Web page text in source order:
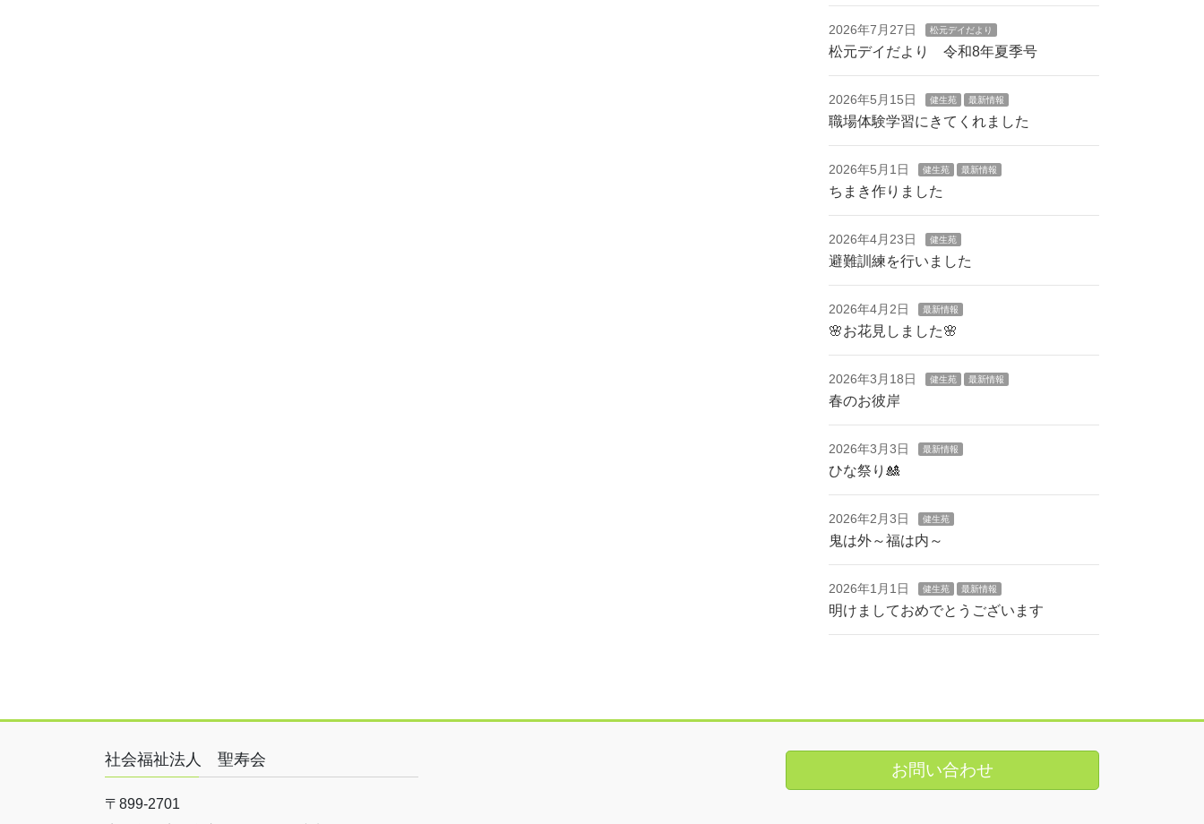
2026年7月27日 松元デイだより
松元デイだより 令和8年夏季号
2026年5月15日 健生苑 最新情報
職場体験学習にきてくれました
2026年5月1日 健生苑 最新情報
ちまき作りました
2026年4月23日 健生苑
避難訓練を行いました
2026年4月2日 最新情報
🌸お花見しました🌸
2026年3月18日 健生苑 最新情報
春のお彼岸
2026年3月3日 最新情報
ひな祭り🎎
2026年2月3日 健生苑
鬼は外～福は内～
2026年1月1日 健生苑 最新情報
明けましておめでとうございます
社会福祉法人 聖寿会
〒899-2701
お問い合わせ